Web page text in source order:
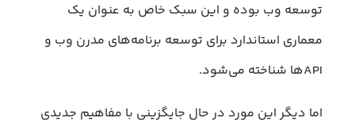
توسعه وب بوده و این سبک خاص به عنوان یک
معماری استاندارد برای توسعه برنامه‌های مدرن وب و
APIها شناخته می‌شود.
اما دیگر این مورد در حال جایگزینی با مفاهیم جدیدی